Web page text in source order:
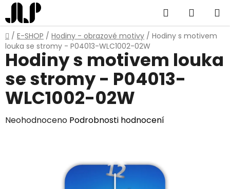
Přejít
na
obsah
Hledat
KOŠÍK
Domů
/ E-SHOP / Hodiny - obrazové motivy / Hodiny s motivem
louka se stromy - P04013-WLC1002-02W
Hodiny s motivem louka
se stromy - P04013-
WLC1002-02W
Průměrné
Neohodnoceno Podrobnosti hodnocení